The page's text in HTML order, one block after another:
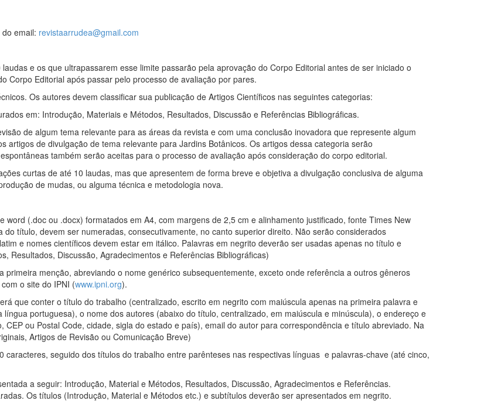
email: revistaarrudea@gmail.com
e os que ultrapassarem esse limite passarão pela aprovação do Corpo Editorial antes de ser iniciado o
Corpo Editorial após passar pelo processo de avaliação por pares.
Os autores devem classificar sua publicação de Artigos Científicos nas seguintes categorias:
em: Introdução, Materiais e Métodos, Resultados, Discussão e Referências Bibliográficas.
de algum tema relevante para as áreas da revista e com uma conclusão inovadora que represente algum
artigos de divulgação de tema relevante para Jardins Botânicos. Os artigos dessa categoria serão
também serão aceitas para o processo de avaliação após consideração do corpo editorial.
curtas de até 10 laudas, mas que apresentem de forma breve e objetiva a divulgação conclusiva de alguma
de mudas, ou alguma técnica e metodologia nova.
(.doc ou .docx) formatados em A4, com margens de 2,5 cm e alinhamento justificado, fonte Times New
título, devem ser numeradas, consecutivamente, no canto superior direito. Não serão considerados
e nomes científicos devem estar em itálico. Palavras em negrito deverão ser usadas apenas no título e
Resultados, Discussão, Agradecimentos e Referências Bibliográficas)
menção, abreviando o nome genérico subsequentemente, exceto onde referência a outros gêneros
o site do IPNI (www.ipni.org).
que conter o título do trabalho (centralizado, escrito em negrito com maiúscula apenas na primeira palavra e
portuguesa), o nome dos autores (abaixo do título, centralizado, em maiúscula e minúscula), o endereço e
ou Postal Code, cidade, sigla do estado e país), email do autor para correspondência e título abreviado. Na
Artigos de Revisão ou Comunicação Breve)
seguido dos títulos do trabalho entre parênteses nas respectivas línguas e palavras-chave (até cinco,
a seguir: Introdução, Material e Métodos, Resultados, Discussão, Agradecimentos e Referências.
Os títulos (Introdução, Material e Métodos etc.) e subtítulos deverão ser apresentados em negrito.